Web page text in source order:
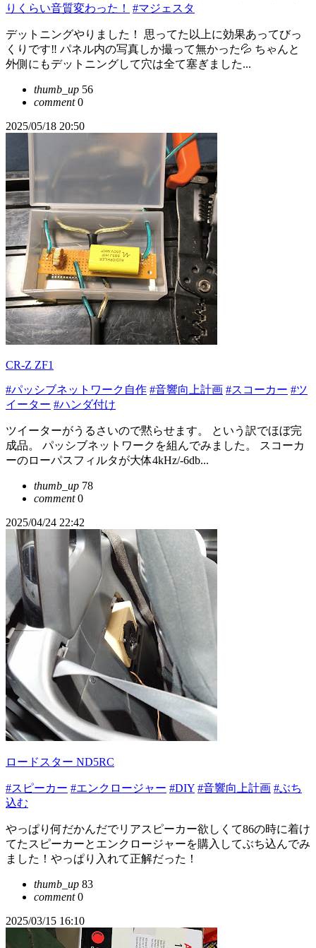
りくらい音質変わった！
#マジェスタ
デットニングやりました！ 思ってた以上に効果あってびっ
くりです‼️ パネル内の写真しか撮って無かった💦 ちゃんと
外側にもデットニングして穴は全て塞ぎました...
thumb_up 56
comment0
2025/05/18 20:50
CR-Z ZF1
#パッシブネットワーク自作 #音響向上計画 #スコーカー #ツ
イーター #ハンダ付け
ツイーターがうるさいので黙らせます。 という訳でほぼ完
成品。 パッシブネットワークを組んでみました。 スコーカ
ーのローパスフィルタが大体4kHz/-6db...
thumb_up 78
comment0
2025/04/24 22:42
ロードスター ND5RC
#スピーカー #エンクロージャー #DIY #音響向上計画 #ぶち
込む
やっぱり何だかんだでリアスピーカー欲しくて86の時に着け
てたスピーカーとエンクロージャーを購入してぶち込んでみ
ました！やっぱり入れて正解だった！
thumb_up 83
comment0
2025/03/15 16:10